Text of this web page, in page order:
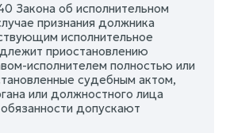
Закона об исполнительном
признания должника
исполнительное
приостановлению
исполнителем полностью или
судебным актом,
или должностного лица
допускают